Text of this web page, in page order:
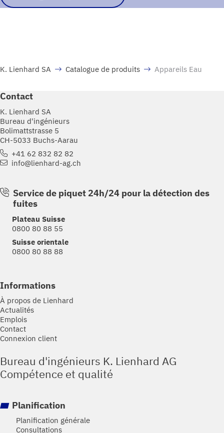
K. Lienhard SA Catalogue de produits Appareils Eau
Contact
K. Lienhard SA
Bureau d'ingénieurs
Bolimattstrasse 5
CH-5033 Buchs-Aarau
+41 62 832 82 82
info@lienhard-ag.ch
Service de piquet 24h/24 pour la détection des
fuites
Plateau Suisse
0800 80 88 55
Suisse orientale
0800 80 88 88
Informations
À propos de Lienhard
Actualités
Emplois
Contact
Connexion client
Bureau d'ingénieurs K. Lienhard AG
Compétence et qualité
Planification
Planification générale
Consultations